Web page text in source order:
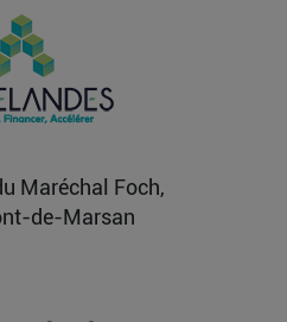
soigner
de 3 mois, la Française
chez OpenAI pour se
Maréchal Foch,
de-Marsan